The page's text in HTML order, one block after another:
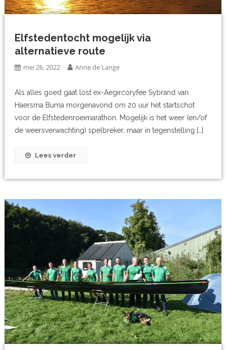
Elfstedentocht mogelijk via
alternatieve route
mei 26, 2022 Anne de Lange
Als alles goed gaat lost ex-Aegircoryfee Sybrand van
Haersma Buma morgenavond om 20 uur het startschot
voor de Elfstedenroeimarathon. Mogelijk is het weer (en/of
de weersverwachting) spelbreker, maar in tegenstelling […]
Lees verder